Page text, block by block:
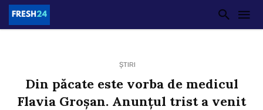
ȘTIRI
Din păcate este vorba de medicul
Flavia Groșan. Anunțul trist a venit